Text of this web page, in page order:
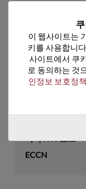
패키지 유형
패키지 수량
기술 카테고리
기술 그룹
ECCN
이 웹사이트는
키를 사용합니
사이트에서 쿠
로 동의하는 것
인정보 보호정책